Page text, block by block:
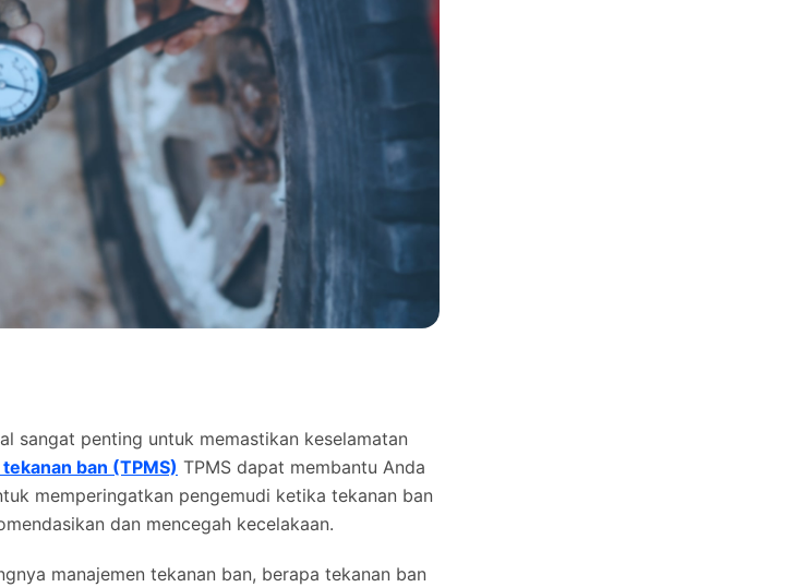
sangat penting untuk memastikan keselamatan
ban (TPMS) TPMS dapat membantu Anda
memperingatkan pengemudi ketika tekanan ban
dan mencegah kecelakaan.
manajemen tekanan ban, berapa tekanan ban